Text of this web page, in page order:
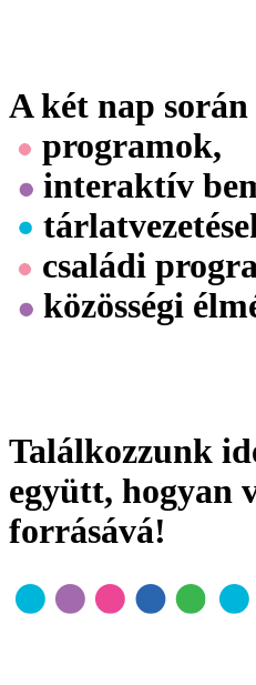
A két nap
programok,
interaktív
családi
közösségi
Találkozzunk
együtt, hogyan
forrásává!